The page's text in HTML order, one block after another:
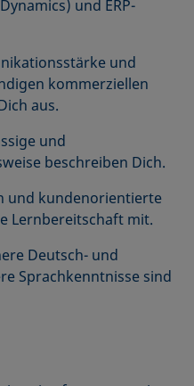
und ERP-
und
kommerziellen
aus.
und
beschreiben Dich.
und kundenorientierte
Lernbereitschaft mit.
Deutsch- und
Sprachkenntnisse sind